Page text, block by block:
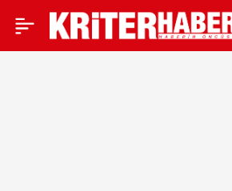
Van’da çöpten üretilen